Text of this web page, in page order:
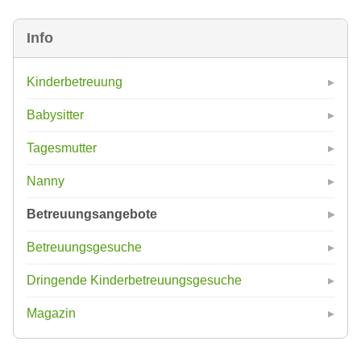
Info
Kinderbetreuung
Babysitter
Tagesmutter
Nanny
Betreuungsangebote
Betreuungsgesuche
Dringende Kinderbetreuungsgesuche
Magazin